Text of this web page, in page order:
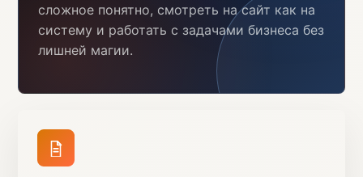
сложное понятно, смотреть на сайт как на
систему и работать с задачами бизнеса без
лишней магии.